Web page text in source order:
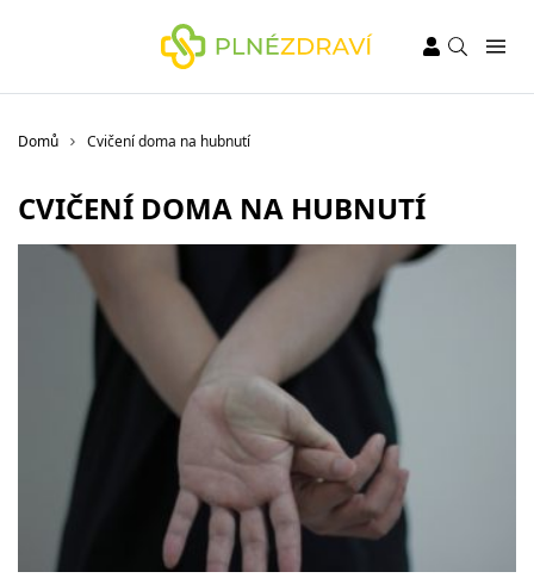
Domů Cvičení doma na hubnutí
CVIČENÍ DOMA NA HUBNUTÍ